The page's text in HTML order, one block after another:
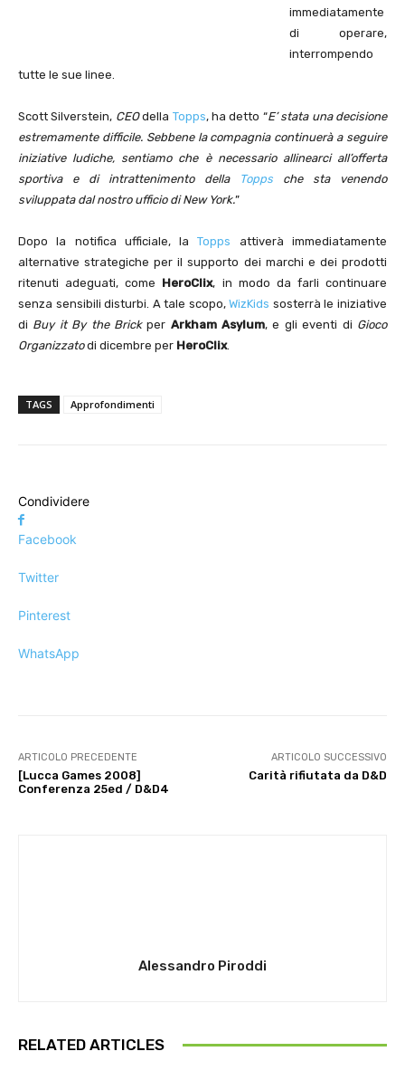
immediatamente
di operare,
interrompendo
tutte le sue linee.
Scott Silverstein, CEOdella Topps, ha detto “E’ stata una decisione
estremamente difficile. Sebbene la compagnia continuerà a seguire
iniziative ludiche, sentiamo che è necessario allinearci all’offerta
sportiva e di intrattenimento della
Topps che sta venendo
sviluppata dal nostro ufficio di New York.”
Dopo la notifica ufficiale, laTopps attiverà immediatamente
alternative strategiche per il supporto dei marchi e dei prodotti
ritenuti adeguati, come HeroClix, in modo da farli continuare
senza sensibili disturbi. A tale scopo,WizKids sosterrà le iniziative
di Buy it By the Brickper Arkham Asylum, e gli eventi di Gioco
Organizzatodi dicembre per HeroClix.
TAGS Approfondimenti
Condividere
Facebook
Twitter
Pinterest
WhatsApp
ARTICOLO PRECEDENTE
[Lucca Games 2008]
Conferenza 25ed / D&D4
ARTICOLO SUCCESSIVO
Carità rifiutata da D&D
Alessandro Piroddi
RELATED ARTICLES